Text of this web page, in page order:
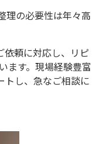
理の必要性は年々高
頼に対応し、 リピ
ます。現場経験豊富
トし、急なご相談に